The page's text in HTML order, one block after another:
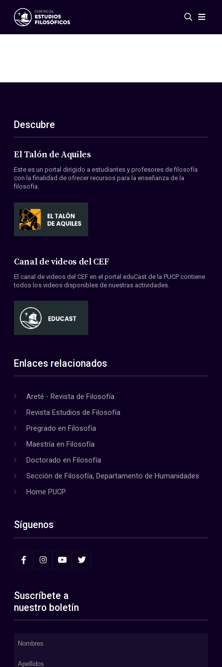
Eventos
ES
EN
Acerca de nosotros
Miembros
Convenios
Descubre
El Talón de Aquiles
Este es un portal dirigido a estudiantes y profesores de filosofía
con la finalidad de ofrecer recursos para la enseñanza de la
filosofía.
Canal de videos del CEF
El canal de videos del CEF en el portal eduCast de la PUCP contiene
todos los videos disponibles de nuestras actividades.
Enlaces relacionados
Areté - Revista de Filosofía
Revista Estudios de Filosofía
Pregrado en Filosofía
Maestría en Filosofía
Doctorado en Filosofía
Sección de Filosofía, Departamento de Humanidades
Home PUCP
Síguenos
Suscríbete a
nuestro boletín